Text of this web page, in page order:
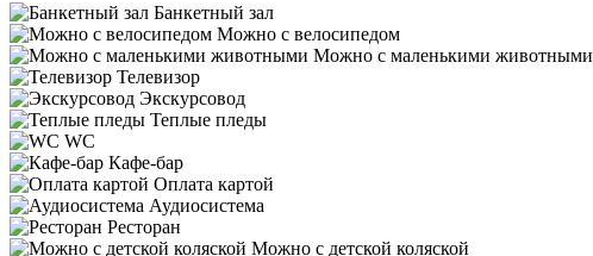
Банкетный зал
Можно с велосипедом
Можно с маленькими животными
Телевизор
Экскурсовод
Теплые пледы
WC
Кафе-бар
Оплата картой
Аудиосистема
Ресторан
Можно с детской коляской